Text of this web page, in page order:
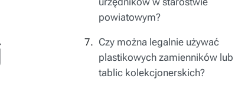
powiatowym?
Czy można legalnie używać
plastikowych zamienników lub
tablic kolekcjonerskich?